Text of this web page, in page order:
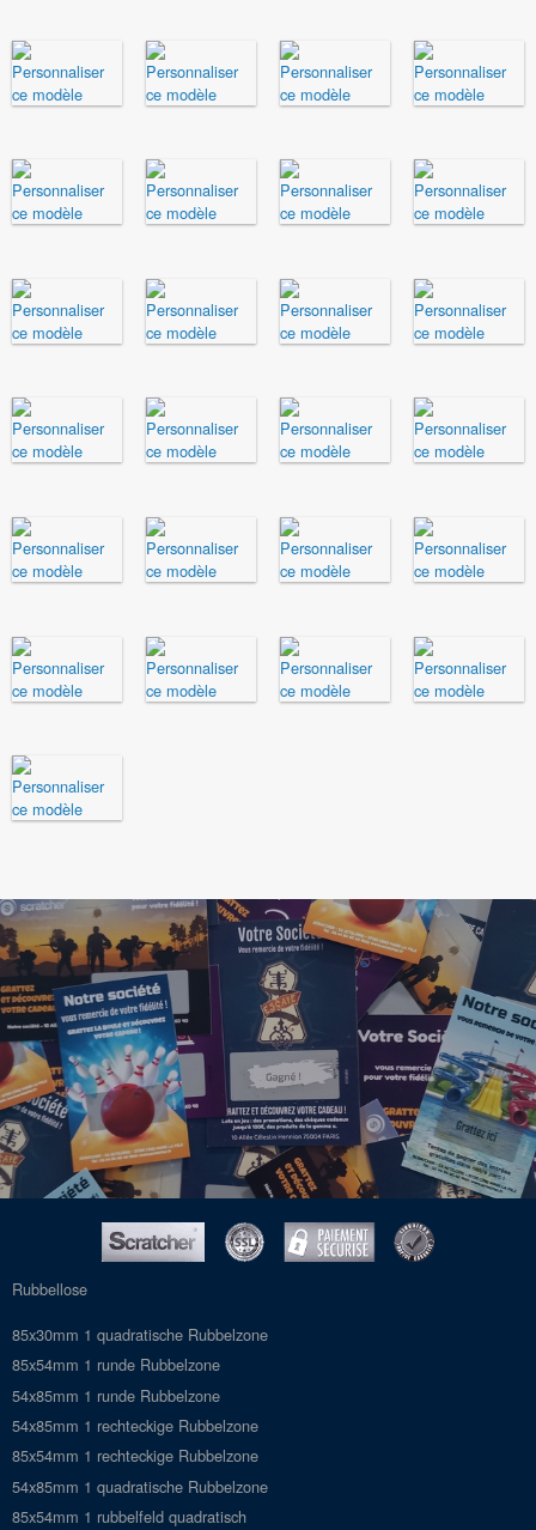
Rubbellose
85x30mm 1 quadratische Rubbelzone
85x54mm 1 runde Rubbelzone
54x85mm 1 runde Rubbelzone
54x85mm 1 rechteckige Rubbelzone
85x54mm 1 rechteckige Rubbelzone
54x85mm 1 quadratische Rubbelzone
85x54mm 1 rubbelfeld quadratisch